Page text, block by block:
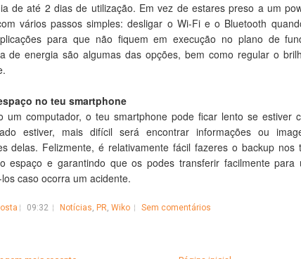
de até 2 dias de utilização. Em vez de estares preso a um
vários passos simples: desligar o Wi-Fi e o Bluetooth
para que não fiquem em execução no plano de
de energia são algumas das opções, bem como regular o
no teu smartphone
um computador, o teu smartphone pode ficar lento se estiver
estiver, mais difícil será encontrar informações ou
delas. Felizmente, é relativamente fácil fazeres o backup
espaço e garantindo que os podes transferir facilmente para
caso ocorra um acidente.
09:32 Notícias, PR, Wiko Sem comentários